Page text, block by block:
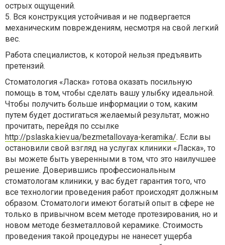
острых ощущений.
5. Вся конструкция устойчивая и не подвергается
механическим повреждениям, несмотря на свой легкий
вес.
Работа специалистов, к которой нельзя предъявить
претензий.
Стоматология «Ласка» готова оказать посильную
помощь в том, чтобы сделать вашу улыбку идеальной.
Чтобы получить больше информации о том, каким
путем будет достигаться желаемый результат, можно
прочитать, перейдя по ссылке
http://pslaska.kiev.ua/bezmetallovaya-keramika/. Если вы
остановили свой взгляд на услугах клиники «Ласка», то
вы можете быть уверенными в том, что это наилучшее
решение. Доверившись профессиональным
стоматологам клиники, у вас будет гарантия того, что
все технологии проведения работ происходят должным
образом. Стоматологи имеют богатый опыт в сфере не
только в привычном всем методе протезирования, но и
новом методе безметалловой керамике. Стоимость
проведения такой процедуры не нанесет ущерба